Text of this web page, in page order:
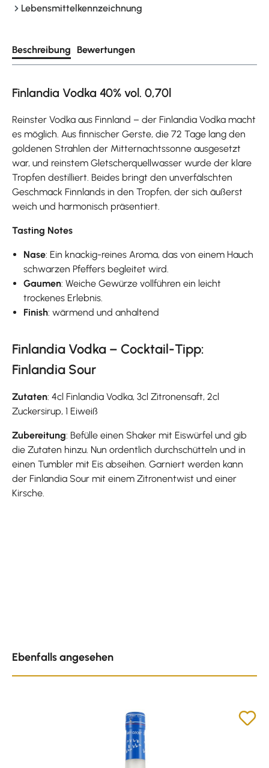
Lebensmittelkennzeichnung
Beschreibung Bewertungen
Finlandia Vodka 40% vol. 0,70l
Reinster Vodka aus Finnland – der Finlandia Vodka macht
es möglich. Aus finnischer Gerste, die 72 Tage lang den
goldenen Strahlen der Mitternachtssonne ausgesetzt
war, und reinstem Gletscherquellwasser wurde der klare
Tropfen destilliert. Beides bringt den unverfälschten
Geschmack Finnlands in den Tropfen, der sich äußerst
weich und harmonisch präsentiert.
Tasting Notes
Nase: Ein knackig-reines Aroma, das von einem Hauch
schwarzen Pfeffers begleitet wird.
Gaumen: Weiche Gewürze vollführen ein leicht
trockenes Erlebnis.
Finish: wärmend und anhaltend
Finlandia Vodka – Cocktail-Tipp:
Finlandia Sour
Zutaten: 4cl Finlandia Vodka, 3cl Zitronensaft, 2cl
Zuckersirup, 1 Eiweiß
Zubereitung: Befülle einen Shaker mit Eiswürfel und gib
die Zutaten hinzu. Nun ordentlich durchschütteln und in
einen Tumbler mit Eis abseihen. Garniert werden kann
der Finlandia Sour mit einem Zitronentwist und einer
Kirsche.
Ebenfalls angesehen